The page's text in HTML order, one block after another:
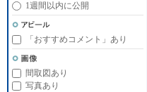
1週間以内に公開
「おすすめコメント」あり
間取図あり
写真あり